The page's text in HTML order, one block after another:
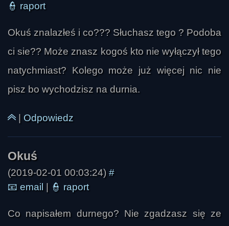
👮 raport
Okuś znalazłeś i co??? Słuchasz tego ? Podoba
ci sie?? Może znasz kogoś kto nie wyłączył tego
natychmiast? Kolego może już więcej nic nie
pisz bo wychodzisz na durnia.
| Odpowiedz
(2019-02-01 00:03:24) #
📧 email 👮 raport
Co napisałem durnego? Nie zgadzasz się ze